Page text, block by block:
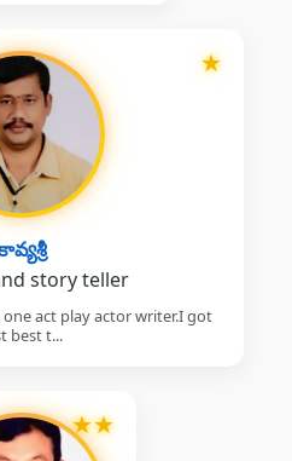
★
story teller
act play actor writer.I got
best t...
★★